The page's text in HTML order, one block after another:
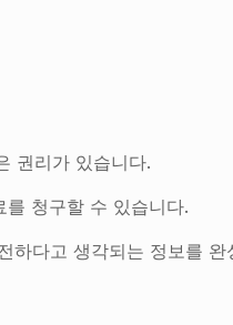
권리가 있습니다.
청구할 수 있습니다.
다고 생각되는 정보를